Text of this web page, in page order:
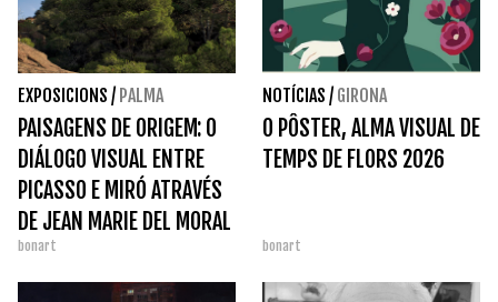
EXPOSICIONS / PALMA
PAISAGENS DE ORIGEM: O
DIÁLOGO VISUAL ENTRE
PICASSO E MIRÓ ATRAVÉS
DE JEAN MARIE DEL MORAL
bonart
NOTÍCIAS / GIRONA
O PÔSTER, ALMA VISUAL DE
TEMPS DE FLORS 2026
bonart